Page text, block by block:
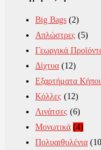
Big Bags (2)
Απλώστρες (5)
Γεωργικά
Δίχτυα (12)
Εξαρτήματα
Κόλλες (12)
Λινάτσες (6)
Μονωτικά (4)
Πολυαιθυλένια